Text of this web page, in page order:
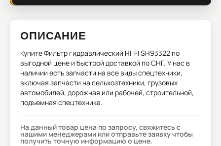
ОПИСАНИЕ
КупитеФильтр гидравлический HI-FI SH93322 по
выгодной цене и быстрой доставкой по СНГ. У нас в
наличии есть запчасти на все виды спецтехники,
включая запчасти на сельхозтехники, грузовых
автомобилей, дорожная или рабочей, строительной,
подъемная спецтехника.
На данный товар цена по запросу, свяжитесь с
нашими менеджерами или отправьте заявку чтобы
получить точную информацию о цене.